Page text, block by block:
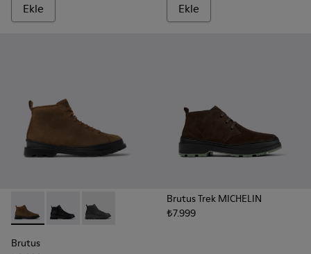
Ekle Ekle
Brutus - K300444-006 - Erkek için kahverengi yarım bot
Brutus - K300444-009 - Erkek için siyah yarım bot
Brutus - K300444-001
Brutus
Brutus Trek MICHELIN
₺7.999